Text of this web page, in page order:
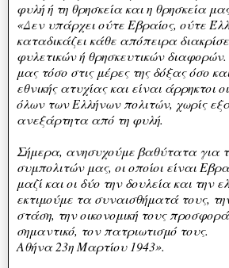
φυλή ή τη θρησκεία και η θρησκεία
«Δεν υπάρχει ούτε Εβραίος, ούτε
καταδικάζει κάθε απόπειρα
φυλετικών ή θρησκευτικών διαφορών.
μας τόσο στις μέρες της δόξας όσο
εθνικής ατυχίας και είναι άρρηκτοι
όλων των Ελλήνων πολιτών, χωρίς
ανεξάρτητα από τη φυλή.
Σήμερα, ανησυχούμε βαθύτατα για
συμπολιτών μας, οι οποίοι είναι
μαζί και οι δύο την δουλεία και την
εκτιμούμε τα συναισθήματά τους,
στάση, την οικονομική τους
σημαντικό, τον πατριωτισμό τους.
Αθήνα 23η Μαρτίου 1943».